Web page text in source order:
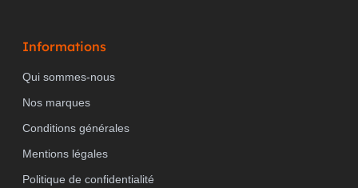
Informations
Qui sommes-nous
Nos marques
Conditions générales
Mentions légales
Politique de confidentialité